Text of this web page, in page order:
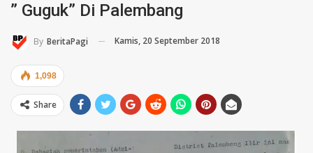
” Guguk” Di Palembang
By BeritaPagi Kamis, 20 September 2018
1,098
Share